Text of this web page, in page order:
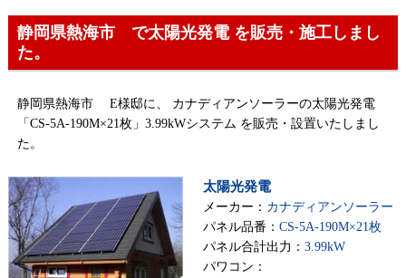
静岡県熱海市 で太陽光発電 を販売・施工しまし
た。
静岡県熱海市 E様邸に、 カナディアンソーラーの太陽光発電
「CS-5A-190M×21枚」3.99kWシステム を販売・設置いたしまし
た。
太陽光発電
メーカー： カナディアンソーラー
パネル品番： CS-5A-190M×21枚
パネル合計出力： 3.99kW
パワコン：